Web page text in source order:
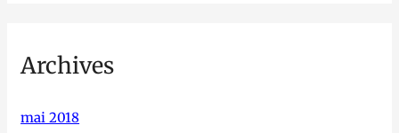
Archives
mai 2018